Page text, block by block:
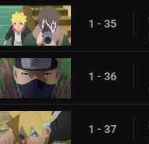
1 - 35
1 - 36
1 - 37